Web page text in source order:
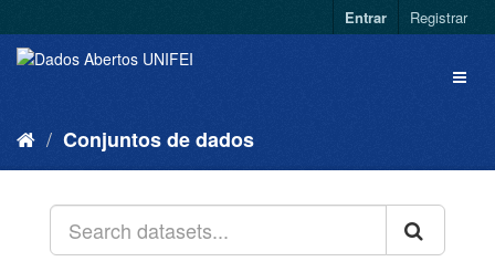
Entrar Registrar
Conjuntos de dados